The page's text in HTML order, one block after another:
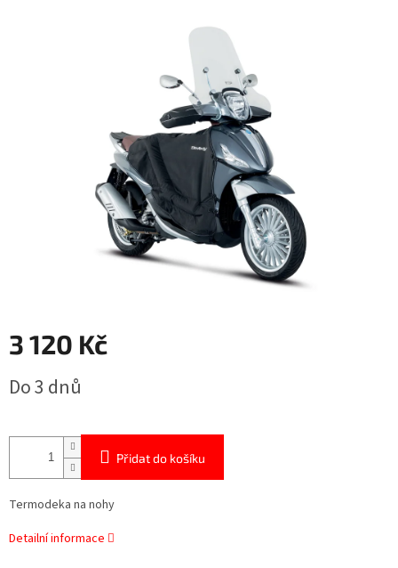
3 120 Kč
cena:
Do 3 dnů
Přidat do košíku
Termodeka na nohy
Detailní informace